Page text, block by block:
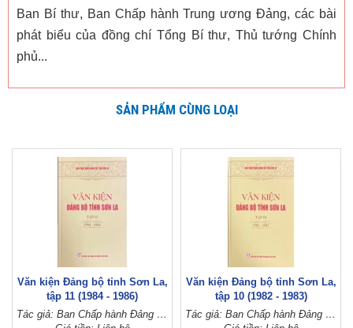
Ban Bí thư, Ban Chấp hành Trung ương Đảng, các bài
phát biểu của đồng chí Tổng Bí thư, Thủ tướng Chính
phủ...
SẢN PHẨM CÙNG LOẠI
Văn kiện Đảng bộ tỉnh Sơn La,
tập 11 (1984 - 1986)
Tác giả: Ban Chấp hành Đảng bộ tỉnh Sơn La
Văn kiện Đảng bộ tỉnh Sơn La,
tập 10 (1982 - 1983)
Tác giả: Ban Chấp hành Đảng bộ tỉnh Sơn La